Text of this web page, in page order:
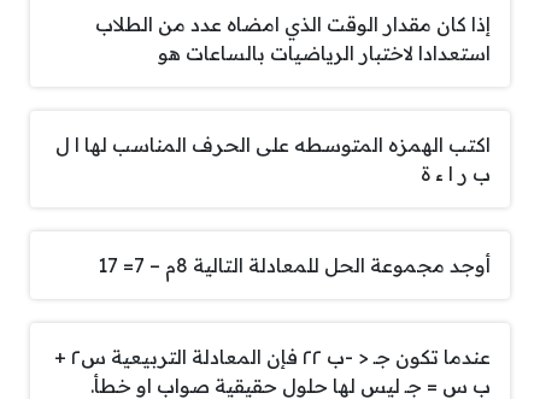
إذا كان مقدار الوقت الذي امضاه عدد من الطلاب
استعدادا لاختبار الرياضيات بالساعات هو
اكتب الهمزه المتوسطه على الحرف المناسب لها ا ل
ب ر ا ء ة
أوجد مجموعة الحل للمعادلة التالية 8م – 7= 17
عندما تكون جـ < -ب ٢٢ فإن المعادلة التربيعية س٢ +
ب س = جـ ليس لها حلول حقيقية صواب او خطأ.